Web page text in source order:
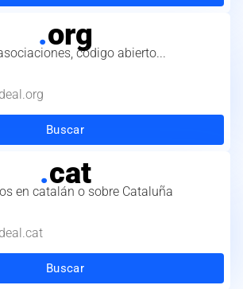
.org
código abierto...
Buscar
.cat
en catalán o sobre Cataluña
Buscar